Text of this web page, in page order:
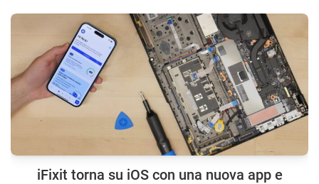
iFixit torna su iOS con una nuova app e